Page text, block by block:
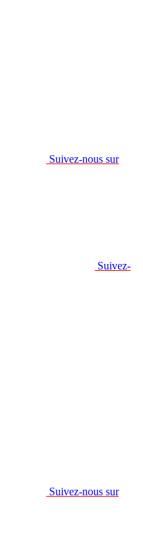
Suivez-nous sur
Suivez-
Suivez-nous sur